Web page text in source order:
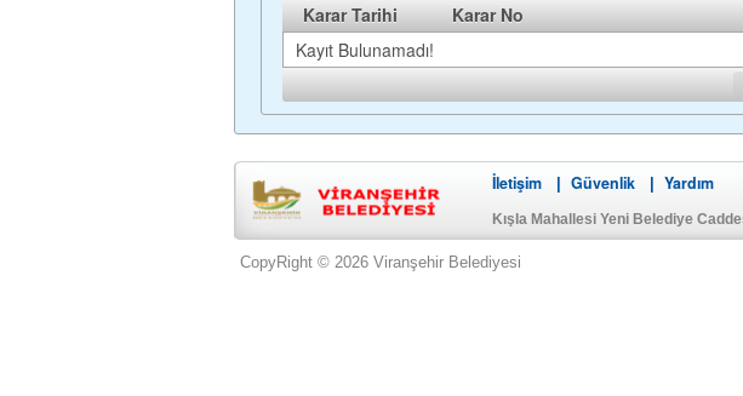
Karar Tarihi Karar No
Kayıt Bulunamadı!
İletişim Güvenlik Yardım
Kışla Mahallesi Yeni Belediye
CopyRight © 2026 Viranşehir Belediyesi